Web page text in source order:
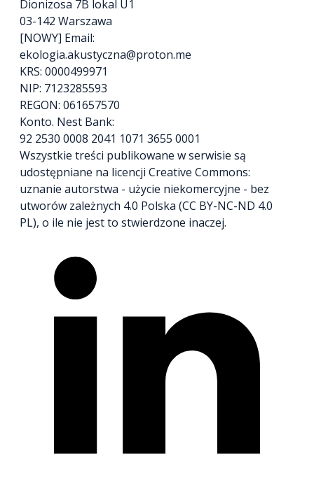
Dionizosa 7B lokal U1
03-142 Warszawa
[NOWY] Email:
ekologia.akustyczna@proton.me
KRS: 0000499971
NIP: 7123285593
REGON: 061657570
Konto. Nest Bank:
92 2530 0008 2041 1071 3655 0001
Wszystkie treści publikowane w serwisie są
udostępniane na licencji Creative Commons:
uznanie autorstwa - użycie niekomercyjne - bez
utworów zależnych 4.0 Polska (CC BY-NC-ND 4.0
PL), o ile nie jest to stwierdzone inaczej.